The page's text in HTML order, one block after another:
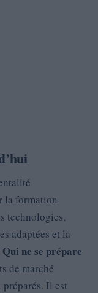
la formation
technologies,
adaptées et la
Qui ne se prépare
de marché
Il est